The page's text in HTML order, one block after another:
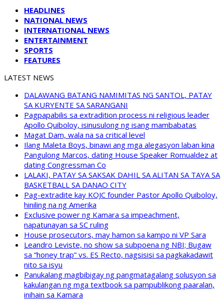
HEADLINES
NATIONAL NEWS
INTERNATIONAL NEWS
ENTERTAINMENT
SPORTS
FEATURES
LATEST NEWS
DALAWANG BATANG NAMIMITAS NG SANTOL, PATAY
SA KURYENTE SA SARANGANI
Pagpapabilis sa extradition process ni religious leader
Apollo Quiboloy, isinusulong ng isang mambabatas
Magat Dam, wala na sa critical level
Ilang Maleta Boys, binawi ang mga alegasyon laban kina
Pangulong Marcos, dating House Speaker Romualdez at
dating Congressman Co
LALAKI, PATAY SA SAKSAK DAHIL SA ALITAN SA TAYA SA
BASKETBALL SA DANAO CITY
Pag-extradite kay KOJC founder Pastor Apollo Quiboloy,
hiniling na ng Amerika
Exclusive power ng Kamara sa impeachment,
napatunayan sa SC ruling
House prosecutors, may hamon sa kampo ni VP Sara
Leandro Leviste, no show sa subpoena ng NBI; Bugaw
sa “honey trap” vs. ES Recto, nagsisisi sa pagkakadawit
nito sa isyu
Panukalang magbibigay ng pangmatagalang solusyon sa
kakulangan ng mga textbook sa pampublikong paaralan,
inihain sa Kamara